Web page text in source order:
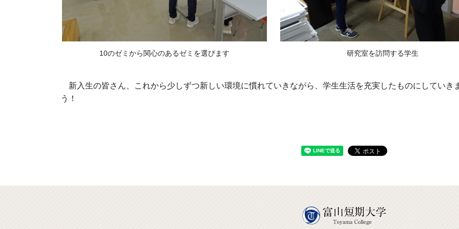
10のゼミから関心のあるゼミを選びます 研究室を訪問する学生
新入生の皆さん、これから少しずつ新しい環境に慣れていきながら、学生生活を充実したものにしていき
う！